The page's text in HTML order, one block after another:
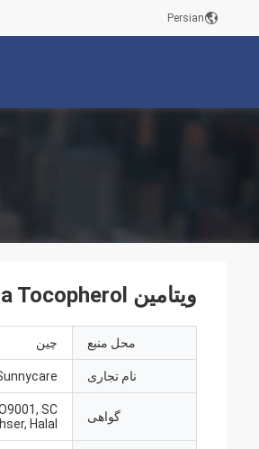
Persian
ویتامین E D-Alpha Tocopherol خالص و طبیعی
محل منبع چین
نام تجاری
گواهی
SC
Halal